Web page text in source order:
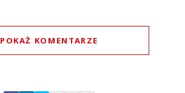
POKAŻ KOMENTARZE